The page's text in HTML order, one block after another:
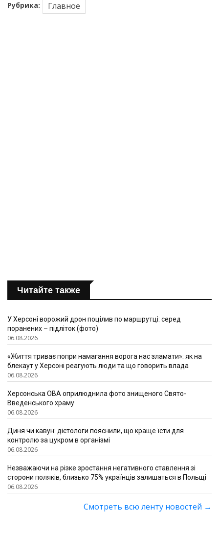
Рубрика: Главное
Читайте также
У Херсоні ворожий дрон поцілив по маршрутці: серед
поранених – підліток (фото)
06.08.2026
«Життя триває попри намагання ворога нас зламати»: як на
блекаут у Херсоні реагують люди та що говорить влада
06.08.2026
Херсонська ОВА оприлюднила фото знищеного Свято-
Введенського храму
06.08.2026
Диня чи кавун: дієтологи пояснили, що краще їсти для
контролю за цукром в організмі
06.08.2026
Незважаючи на різке зростання негативного ставлення зі
сторони поляків, близько 75% українців залишаться в Польщі
06.08.2026
Смотреть всю ленту новостей →